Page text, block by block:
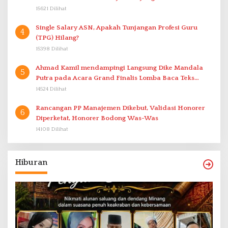
15621 Dilihat
4
Single Salary ASN, Apakah Tunjangan Profesi Guru
(TPG) Hilang?
15398 Dilihat
5
Ahmad Kamil mendampingi Langsung Dike Mandala
Putra pada Acara Grand Finalis Lomba Baca Teks
Proklamasi Mirip Bung Karno di Bali
14524 Dilihat
6
Rancangan PP Manajemen Dikebut, Validasi Honorer
Diperketat, Honorer Bodong Was-Was
14108 Dilihat
Hiburan